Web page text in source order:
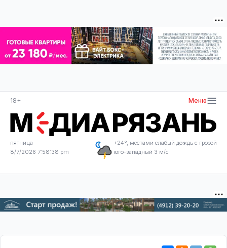
18+ Меню
пятница
8/7/2026 7:58:38 pm
+24°, местами слабый дождь с грозой
юго-западный 3 м/с